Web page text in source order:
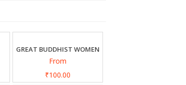
GREAT BUDDHIST WOMEN
From
₹100.00